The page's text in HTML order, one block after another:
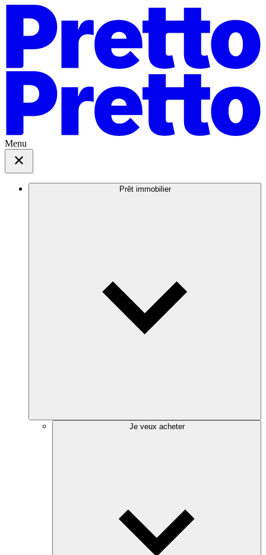
Menu
Prêt immobilier
Je veux acheter